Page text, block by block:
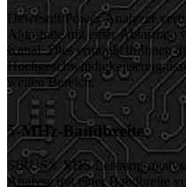
Dewesoft Power Analyzer
Abtastrate mit einer
Kanal. Dies ermöglicht Ihnen
weiten Bereich.
5-MHz-Bandbreite
SIRUS® XHS
Analyse mit einer Bandbreite